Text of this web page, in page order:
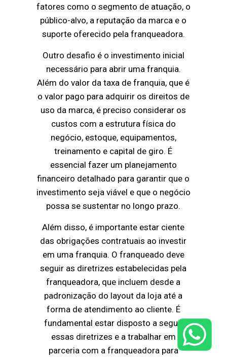
fatores como o segmento de atuação, o
público-alvo, a reputação da marca e o
suporte oferecido pela franqueadora.
Outro desafio é o investimento inicial
necessário para abrir uma franquia.
Além do valor da taxa de franquia, que é
o valor pago para adquirir os direitos de
uso da marca, é preciso considerar os
custos com a estrutura física do
negócio, estoque, equipamentos,
treinamento e capital de giro. É
essencial fazer um planejamento
financeiro detalhado para garantir que o
investimento seja viável e que o negócio
possa se sustentar no longo prazo.
Além disso, é importante estar ciente
das obrigações contratuais ao investir
em uma franquia. O franqueado deve
seguir as diretrizes estabelecidas pela
franqueadora, que incluem desde a
padronização do layout da loja até a
forma de atendimento ao cliente. É
fundamental estar disposto a seguir
essas diretrizes e a trabalhar em
parceria com a franqueadora para